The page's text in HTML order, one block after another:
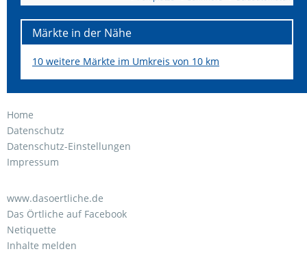
Märkte in der Nähe
10 weitere Märkte im Umkreis von 10 km
Home
Datenschutz
Datenschutz-Einstellungen
Impressum
www.dasoertliche.de
Das Örtliche auf Facebook
Netiquette
Inhalte melden